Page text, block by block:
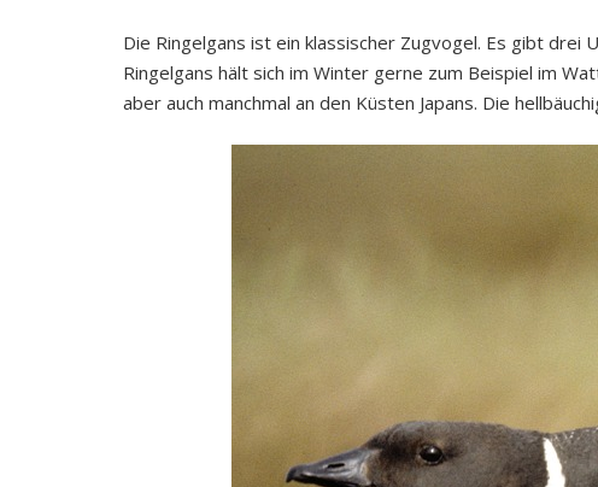
Die Ringelgans ist ein klassischer Zugvogel. Es gibt
Ringelgans hält sich im Winter gerne zum Beispiel im
aber auch manchmal an den Küsten Japans. Die